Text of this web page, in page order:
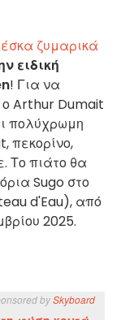
ζυμαρικά
ειδική
! Για να
ο Arthur Dumait
πολύχρωμη
πεκορίνο,
Το πιάτο θα
Sugo στο
d'Eau), από
2025.